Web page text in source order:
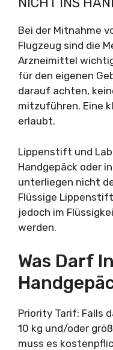
Bei der Mitnahme
Flugzeug sind die
Arzneimittel
für den eigenen
darauf achten,
mitzuführen. Eine
erlaubt.
Lippenstift und
Handgepäck oder
unterliegen nicht
Flüssige
jedoch im
werden.
Was Darf
Priority Tarif: Falls
10 kg und/oder
muss es